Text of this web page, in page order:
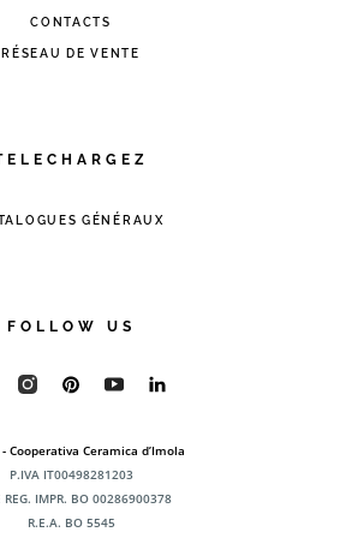
CONTACTS
RÉSEAU DE VENTE
GÉNÉRAUX
FOLLOW US
Cooperativa Ceramica d’Imola
P.IVA IT00498281203
REG. IMPR. BO 00286900378
R.E.A. BO 5545